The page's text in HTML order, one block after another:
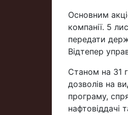
Основним
компанії. 5
передати
Відтепер
Станом на 31
дозволів на
програму,
нафтовіддачі